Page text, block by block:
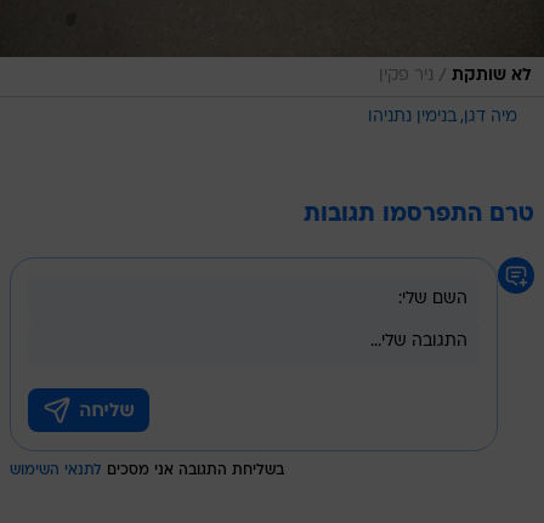
לא שותקת / ניר פקין
מיה דגן בנימין נתניהו
טרם התפרסמו תגובות
בשליחת התגובה אני מסכים לתנאי השימוש